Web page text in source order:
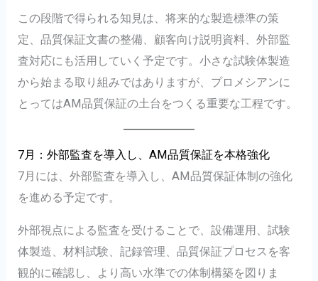
この段階で得られる知見は、将来的な製造標準の策
定、品質保証文書の整備、顧客向け説明資料、外部監
査対応にも活用していく予定です。小さな試験体製造
から始まる取り組みではありますが、プロメシアンに
とってはAM品質保証の土台をつくる重要な工程です。
7月：外部監査を導入し、AM品質保証を本格強化
7月には、外部監査を導入し、AM品質保証体制の強化
を進める予定です。
外部視点による監査を受けることで、設備運用、試験
体製造、材料試験、記録管理、品質保証プロセスを客
観的に確認し、より高い水準での体制構築を図りま